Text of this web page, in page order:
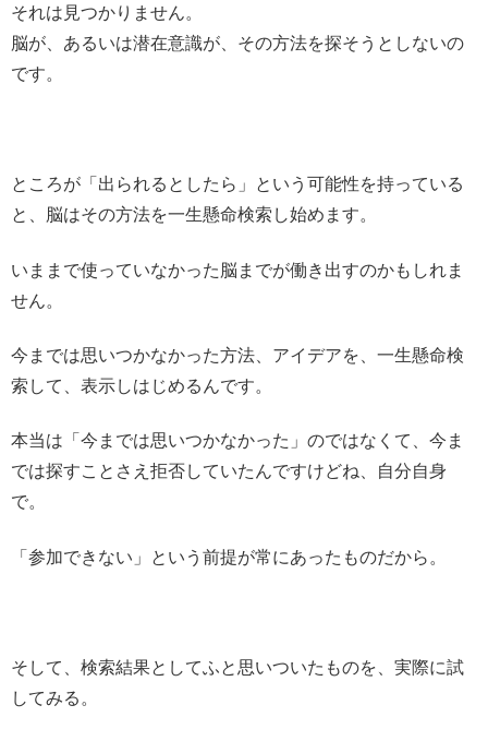
それは見つかりません。
脳が、あるいは潜在意識が、その方法を探そうとしないの
です。
ところが「出られるとしたら」という可能性を持っている
と、脳はその方法を一生懸命検索し始めます。
いままで使っていなかった脳までが働き出すのかもしれま
せん。
今までは思いつかなかった方法、アイデアを、一生懸命検
索して、表示しはじめるんです。
本当は「今までは思いつかなかった」のではなくて、今ま
では探すことさえ拒否していたんですけどね、自分自身
で。
「参加できない」という前提が常にあったものだから。
そして、検索結果としてふと思いついたものを、実際に試
してみる。